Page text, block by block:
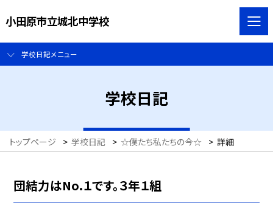
小田原市立城北中学校
学校日記メニュー
学校日記
トップページ > 学校日記 > ☆僕たち私たちの今☆ > 詳細
団結力はNo.１です。３年１組